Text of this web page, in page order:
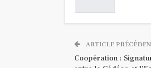
ARTICLE
Coopération :